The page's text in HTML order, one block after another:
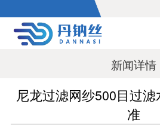
新闻详情
尼龙过滤网纱500目过
准